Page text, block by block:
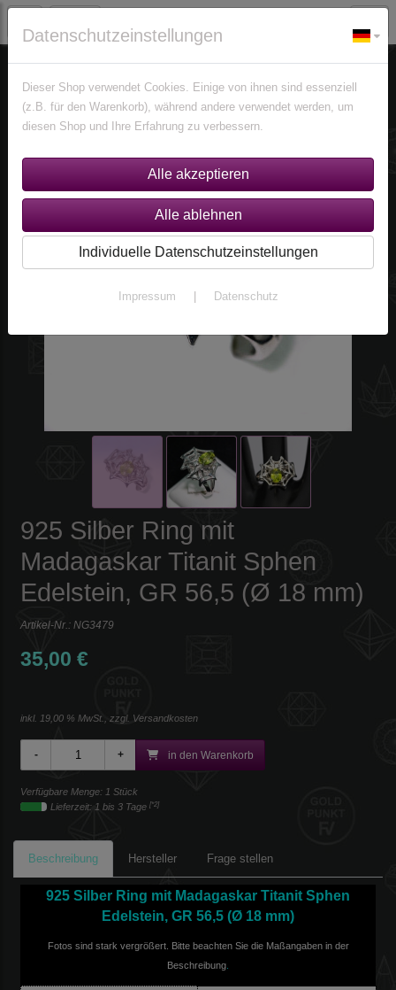
Schmuck Ringe Ringe nach Edelsteinen Titanit Sphen Ringe
925 Silber Ring mit
Madagaskar Titanit Sphen
Edelstein, GR 56,5 (Ø 18 mm)
Artikel-Nr.: NG3479
35,00 €
inkl. 19,00 % MwSt., zzgl. Versandkosten
in den Warenkorb
Verfügbare Menge: 1 Stück
Lieferzeit: 1 bis 3 Tage [*2]
Beschreibung Hersteller Frage stellen
925 Silber Ring mit Madagaskar Titanit Sphen
Edelstein, GR 56,5 (Ø 18 mm)
Fotos sind stark vergrößert. Bitte beachten Sie die Maßangaben in der
Beschreibung
Datenschutzeinstellungen
Dieser Shop verwendet Cookies. Einige von ihnen sind essenziell
(z.B. für den Warenkorb), während andere verwendet werden, um
diesen Shop und Ihre Erfahrung zu verbessern.
Individuelle Datenschutzeinstellungen
Impressum Datenschutz